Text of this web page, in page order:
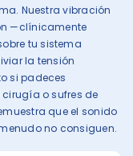
Nuestra vibración
—clínicamente
tu sistema
la tensión
si padeces
o sufres de
que el sonido
no consiguen.